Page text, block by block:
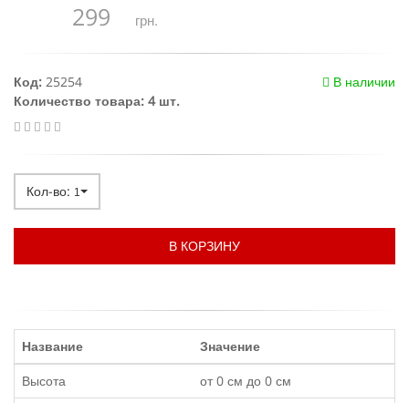
299 грн.
В наличии
Код: 25254
Количество товара: 4 шт.
Кол-во: 1
В КОРЗИНУ
Название
Значение
Высота
от 0 см до 0 см